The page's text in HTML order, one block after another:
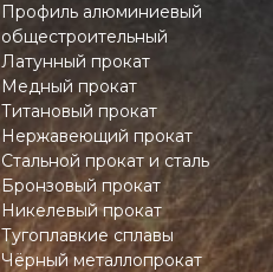
Профиль алюминиевый
общестроительный
Латунный прокат
Медный прокат
Титановый прокат
Нержавеющий прокат
Стальной прокат и сталь
Бронзовый прокат
Никелевый прокат
Тугоплавкие сплавы
Чёрный металлопрокат